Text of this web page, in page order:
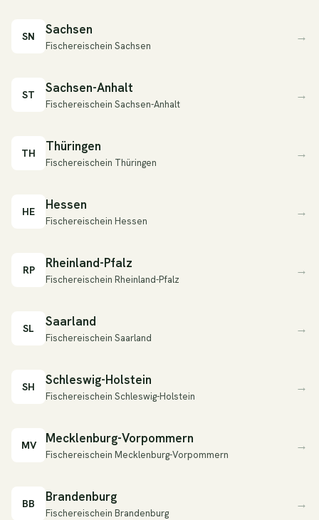
SN Sachsen
Fischereischein Sachsen
→
ST Sachsen-Anhalt
Fischereischein Sachsen-Anhalt
→
TH Thüringen
Fischereischein Thüringen
→
HE Hessen
Fischereischein Hessen
→
RP Rheinland-Pfalz
Fischereischein Rheinland-Pfalz
→
SL Saarland
Fischereischein Saarland
→
SH Schleswig-Holstein
Fischereischein Schleswig-Holstein
→
MV Mecklenburg-Vorpommern
Fischereischein Mecklenburg-Vorpommern
→
BB Brandenburg
Fischereischein Brandenburg
→